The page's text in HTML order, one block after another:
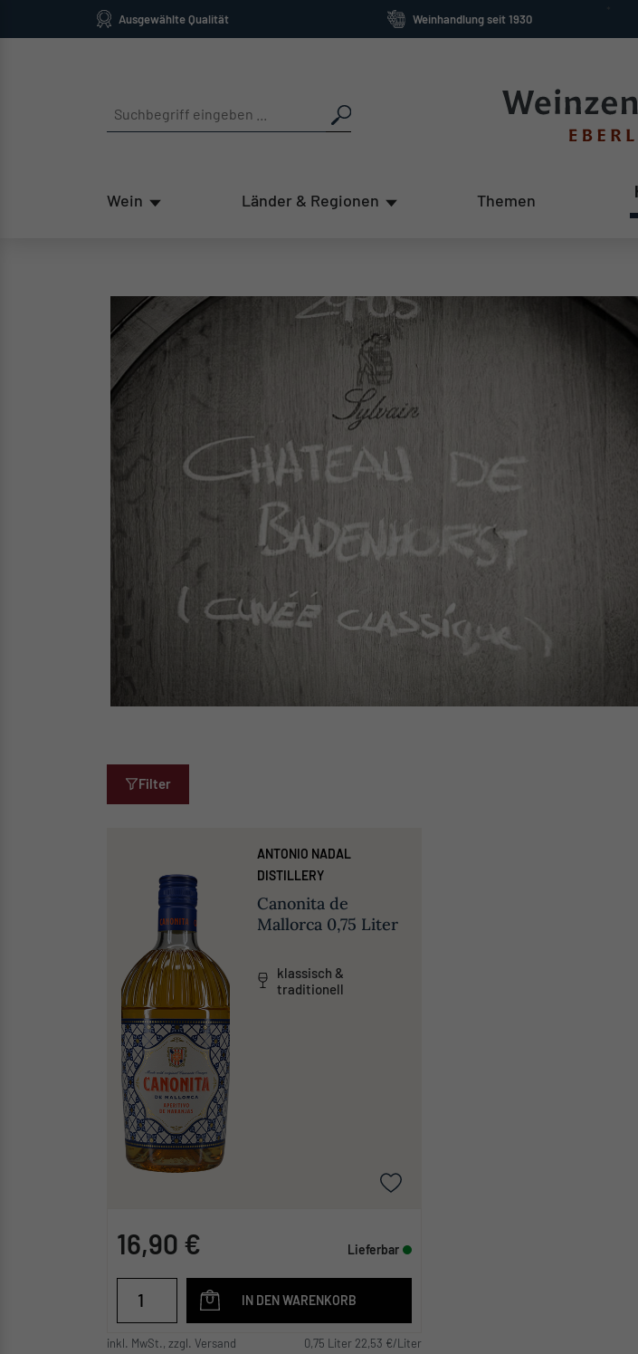
Zur Hauptnavigation springen
Ausgewählte Qualität Weinhandlung seit 1930
Wein Länder & Regionen Themen
Filter
ANTONIO NADAL
DISTILLERY
Canonita de
Mallorca 0,75 Liter
klassisch &
traditionell
16,90 € Lieferbar
IN DEN WARENKORB
inkl. MwSt., zzgl. Versand 0,75 Liter 22,53 €/Liter